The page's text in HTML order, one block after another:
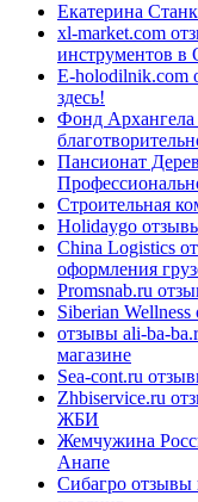
Екатерина
xl-market.com
инструментов
E-holodilnik.com
здесь!
Фонд
Пансионат
Строительная
Holidaygo
China Logistics
оформления
Promsnab.ru
Siberian
отзывы ali-ba-
магазине
Sea-cont.ru
Zhbiservice.ru
ЖБИ
Жемчужина
Анапе
Сибагро